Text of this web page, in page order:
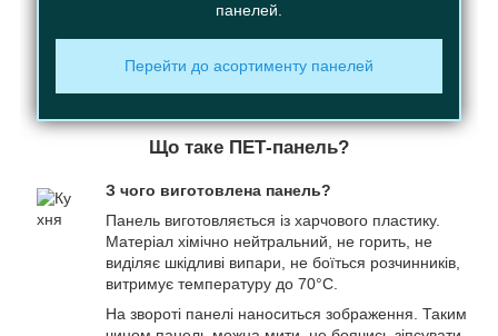
панелей.
Перейти до асортименту панелей
Що таке ПЕТ-панель?
З чого виготовлена панель?
Панель виготовляється із харчового пластику.
Матеріал хімічно нейтральний, не горить, не
виділяє шкідливі випари, не боїться розчинників,
витримує температуру до 70°С.
На звороті панелі наноситься зображення. Таким